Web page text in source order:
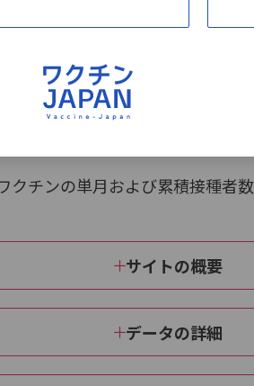
クチンの単月および累積接種者
サイトの概要
データの詳細